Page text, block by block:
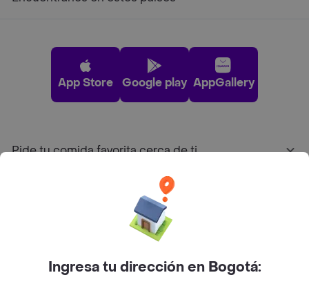
App Store Google play AppGallery
Pide tu comida favorita cerca de ti
Sobre Rappi
Ingresa tu dirección en Bogotá: